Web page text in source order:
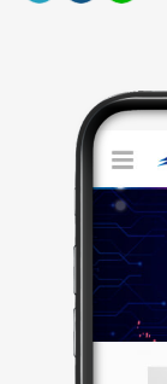
層面亦導入簡
覺品質。